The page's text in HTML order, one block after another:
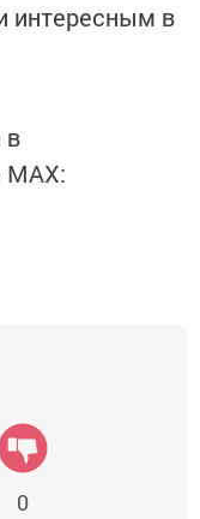
интересным в
в
MАХ:
0